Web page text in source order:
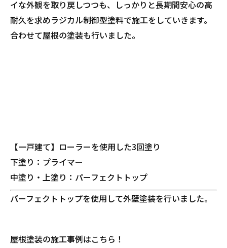
イな外観を取り戻しつつも、しっかりと長期間安心の高
耐久を求めラジカル制御型塗料で施工をしていきます。
合わせて屋根の塗装も行いました。
【一戸建て】ローラーを使用した3回塗り
下塗り：プライマー
中塗り・上塗り：パーフェクトトップ
パーフェクトトップを使用して外壁塗装を行いました。
屋根塗装の施工事例はこちら！